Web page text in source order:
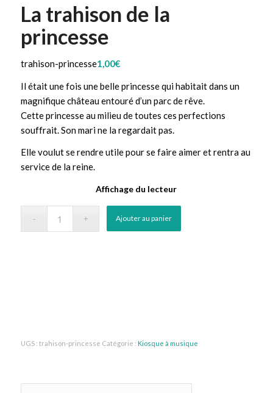
La trahison de la
princesse
trahison-princesse1,00€
Il était une fois une belle princesse qui habitait dans un
magnifique château entouré d’un parc de rêve.
Cette princesse au milieu de toutes ces perfections
souffrait. Son mari ne la regardait pas.
Elle voulut se rendre utile pour se faire aimer et rentra au
service de la reine.
Affichage du lecteur
Ajouter au panier
UGS : trahison-princesse Catégorie : Kiosque à musique